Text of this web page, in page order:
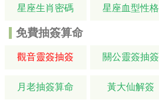
星座生肖密碼 星座血型性格
免費抽簽算命
觀音靈簽抽簽 關公靈簽抽簽
月老抽簽算命 黃大仙解簽